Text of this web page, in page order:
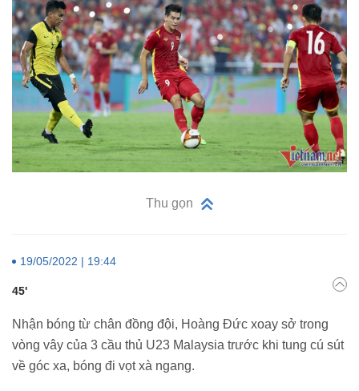
Thu gọn
19/05/2022 | 19:44
45'
Nhận bóng từ chân đồng đội, Hoàng Đức xoay sở trong
vòng vây của 3 cầu thủ U23 Malaysia trước khi tung cú sút
về góc xa, bóng đi vọt xà ngang.